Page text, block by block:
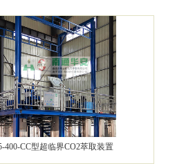
400-CC型超临界CO2萃取装置